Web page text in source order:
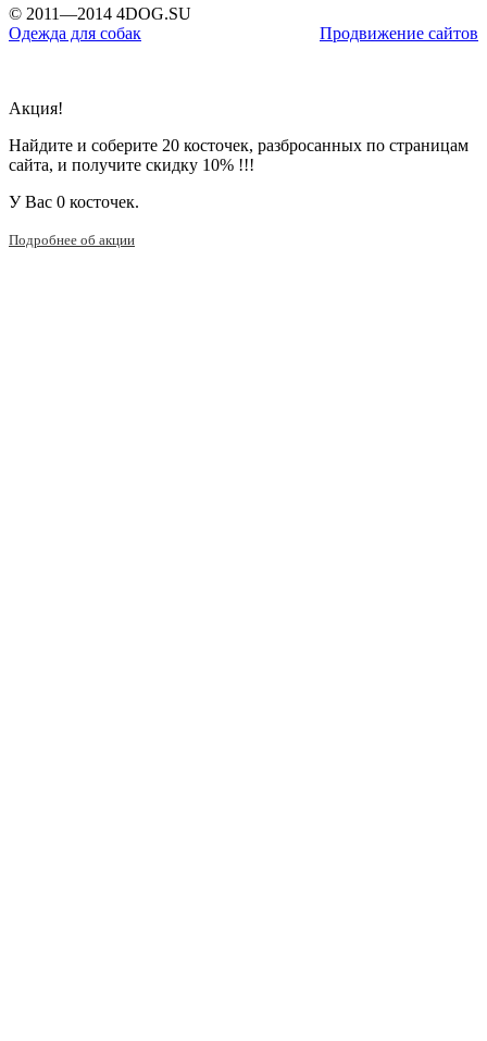
© 2011—2014 4DOG.SU
Одежда для собак
Продвижение сайтов
Акция!
Найдите и соберите 20 косточек, разбросанных по страницам
сайта, и получите скидку 10% !!!
У Вас 0 косточек.
Подробнее об акции